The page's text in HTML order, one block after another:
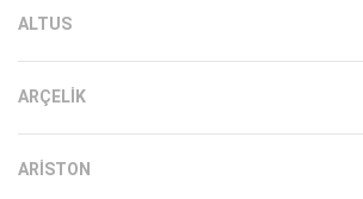
ALTUS
ARÇELIK
ARISTON